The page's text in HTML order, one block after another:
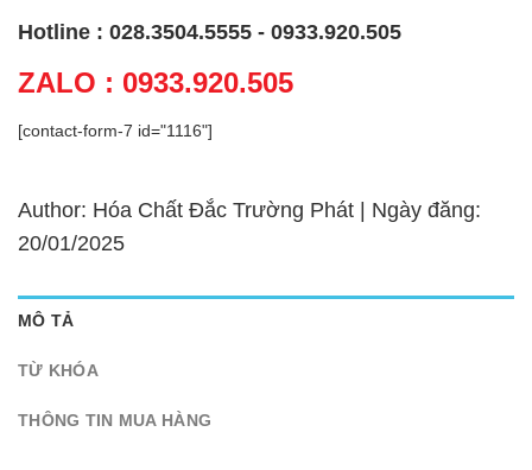
Hotline : 028.3504.5555 - 0933.920.505
ZALO : 0933.920.505
[contact-form-7 id="1116"]
Author: Hóa Chất Đắc Trường Phát | Ngày đăng:
20/01/2025
MÔ TẢ
TỪ KHÓA
THÔNG TIN MUA HÀNG